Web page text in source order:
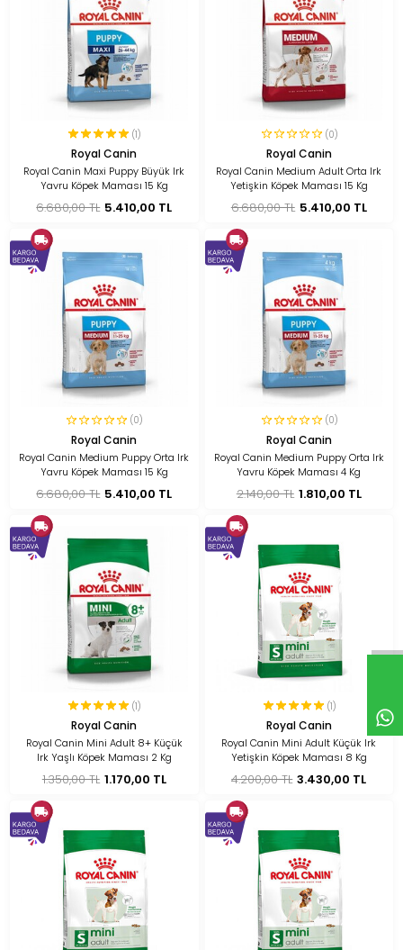
(1)
Royal Canin
Royal Canin Maxi Puppy Büyük Irk
Yavru Köpek Maması 15 Kg
6.680,00 TL 5.410,00 TL
(0)
Royal Canin
Royal Canin Medium Adult Orta Irk
Yetişkin Köpek Maması 15 Kg
6.680,00 TL 5.410,00 TL
(0)
Royal Canin
Royal Canin Medium Puppy Orta Irk
Yavru Köpek Maması 15 Kg
6.680,00 TL 5.410,00 TL
(0)
Royal Canin
Royal Canin Medium Puppy Orta Irk
Yavru Köpek Maması 4 Kg
2.140,00 TL 1.810,00 TL
(1)
Royal Canin
Royal Canin Mini Adult 8+ Küçük
Irk Yaşlı Köpek Maması 2 Kg
1.350,00 TL 1.170,00 TL
(1)
Royal Canin
Royal Canin Mini Adult Küçük Irk
Yetişkin Köpek Maması 8 Kg
4.200,00 TL 3.430,00 TL